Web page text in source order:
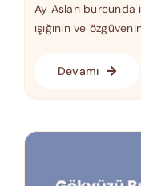
Ay Aslan burcunda
ışığının ve
Devamı